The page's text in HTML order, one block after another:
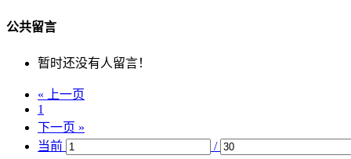
公共留言
暂时还没有人留言！
« 上一页
1
下一页 »
当前
/